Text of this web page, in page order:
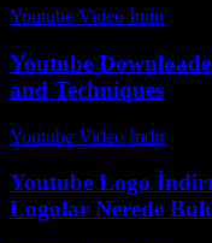
Youtube Video İndir-
Youtube
and Techniques
Youtube Video İndir-
Youtube Logo
Logolar Nerede